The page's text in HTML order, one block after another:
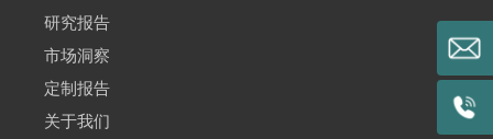
研究报告
市场洞察
定制报告
关于我们